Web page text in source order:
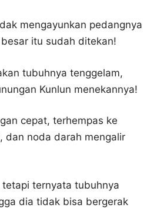
mengayunkan pedangnya
itu sudah ditekan!
tubuhnya tenggelam,
Kunlun menekannya!
cepat, terhempas ke
dan noda darah mengalir
ternyata tubuhnya
dia tidak bisa bergerak